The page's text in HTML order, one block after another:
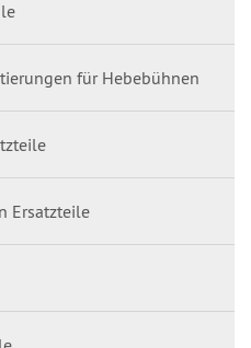
für Hebebühnen
Ersatzteile